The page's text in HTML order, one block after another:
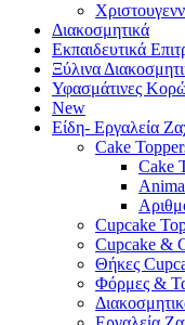
Διακοσμητικά
Εκπαιδευτικά
Ξύλινα
Υφασμάτινες
New
Είδη- Εργαλεία
Cake
Cake
Cupcake
Cupcake &
Θήκες
Φόρμες &